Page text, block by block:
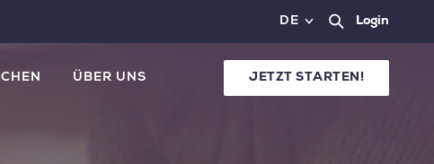
DE Login
ÜBER UNS JETZT STARTEN!